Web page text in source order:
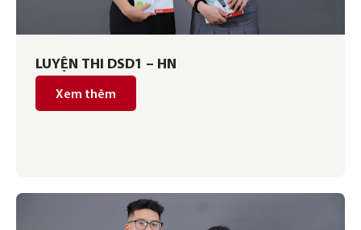
LUYỆN THI DSD1 – HN
Xem thêm